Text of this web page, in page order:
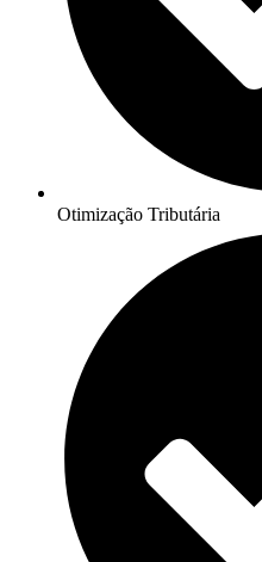
Otimização Tributária